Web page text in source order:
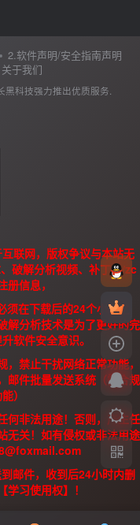
2.软件声明/安全指南声明
关于我们
黑科技强力推出优质服务.
联网，版权争议与本站无
破解分析视频、补丁、/zc
信息，
在下载后的24个小时之
解分析技术是为了更好的完
软件安全意识。
禁止干扰网络正常功能，
邮件批量发送系统（需合规
）
何非法用途！否则，产生任
无关！如有侵权或非法用途
邮件，收到后24小时内删
习使用权】！